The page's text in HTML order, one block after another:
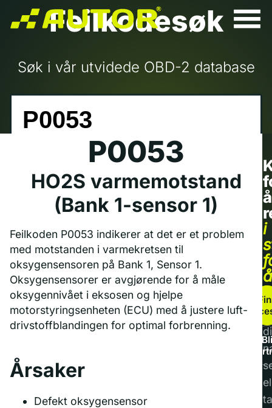
Feilkodesøk
Søk i vår utvidede OBD-2 database
P0053
HO2S varmemotstand
(Bank 1-sensor 1)
Feilkoden P0053 indikerer at det er et problem
med motstanden i varmekretsen til
oksygensensoren på Bank 1, Sensor 1.
Oksygensensorer er avgjørende for å måle
oksygennivået i eksosen og hjelpe
motorstyringsenheten (ECU) med å justere luft-
drivstoffblandingen for optimal forbrenning.
Årsaker
Defekt oksygensensor
å
i
å
ta
Bli